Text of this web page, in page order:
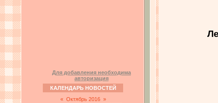
Для добавления необходима
авторизация
КАЛЕНДАРЬ НОВОСТЕЙ
« Октябрь 2016 »